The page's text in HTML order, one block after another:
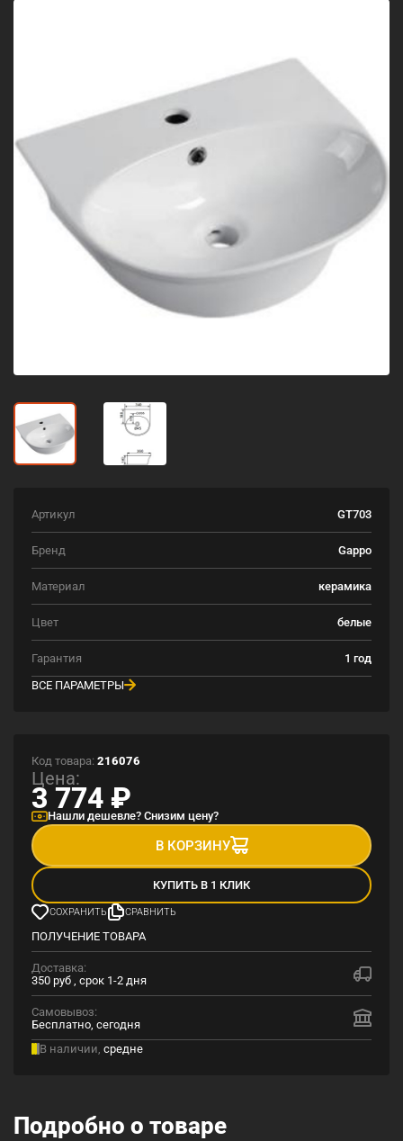
Артикул GT703
Бренд Gappo
Материал керамика
Цвет белые
Гарантия
1 год
ВСЕ ПАРАМЕТРЫ
Код товара: 216076
Цена:
3 774 ₽
Нашли дешевле? Снизим цену?
В КОРЗИНУ
КУПИТЬ В 1 КЛИК
СОХРАНИТЬ СРАВНИТЬ
ПОЛУЧЕНИЕ ТОВАРА
Доставка:
350 руб , срок 1-2 дня
Самовывоз:
Бесплатно, сегодня
В наличии, средне
Подробно о товаре